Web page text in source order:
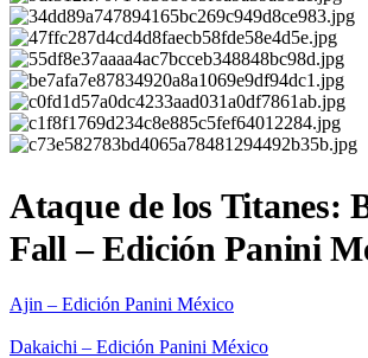
Ataque de los Titanes:
Fall – Edición Panini
Ajin – Edición Panini México
Dakaichi – Edición Panini México